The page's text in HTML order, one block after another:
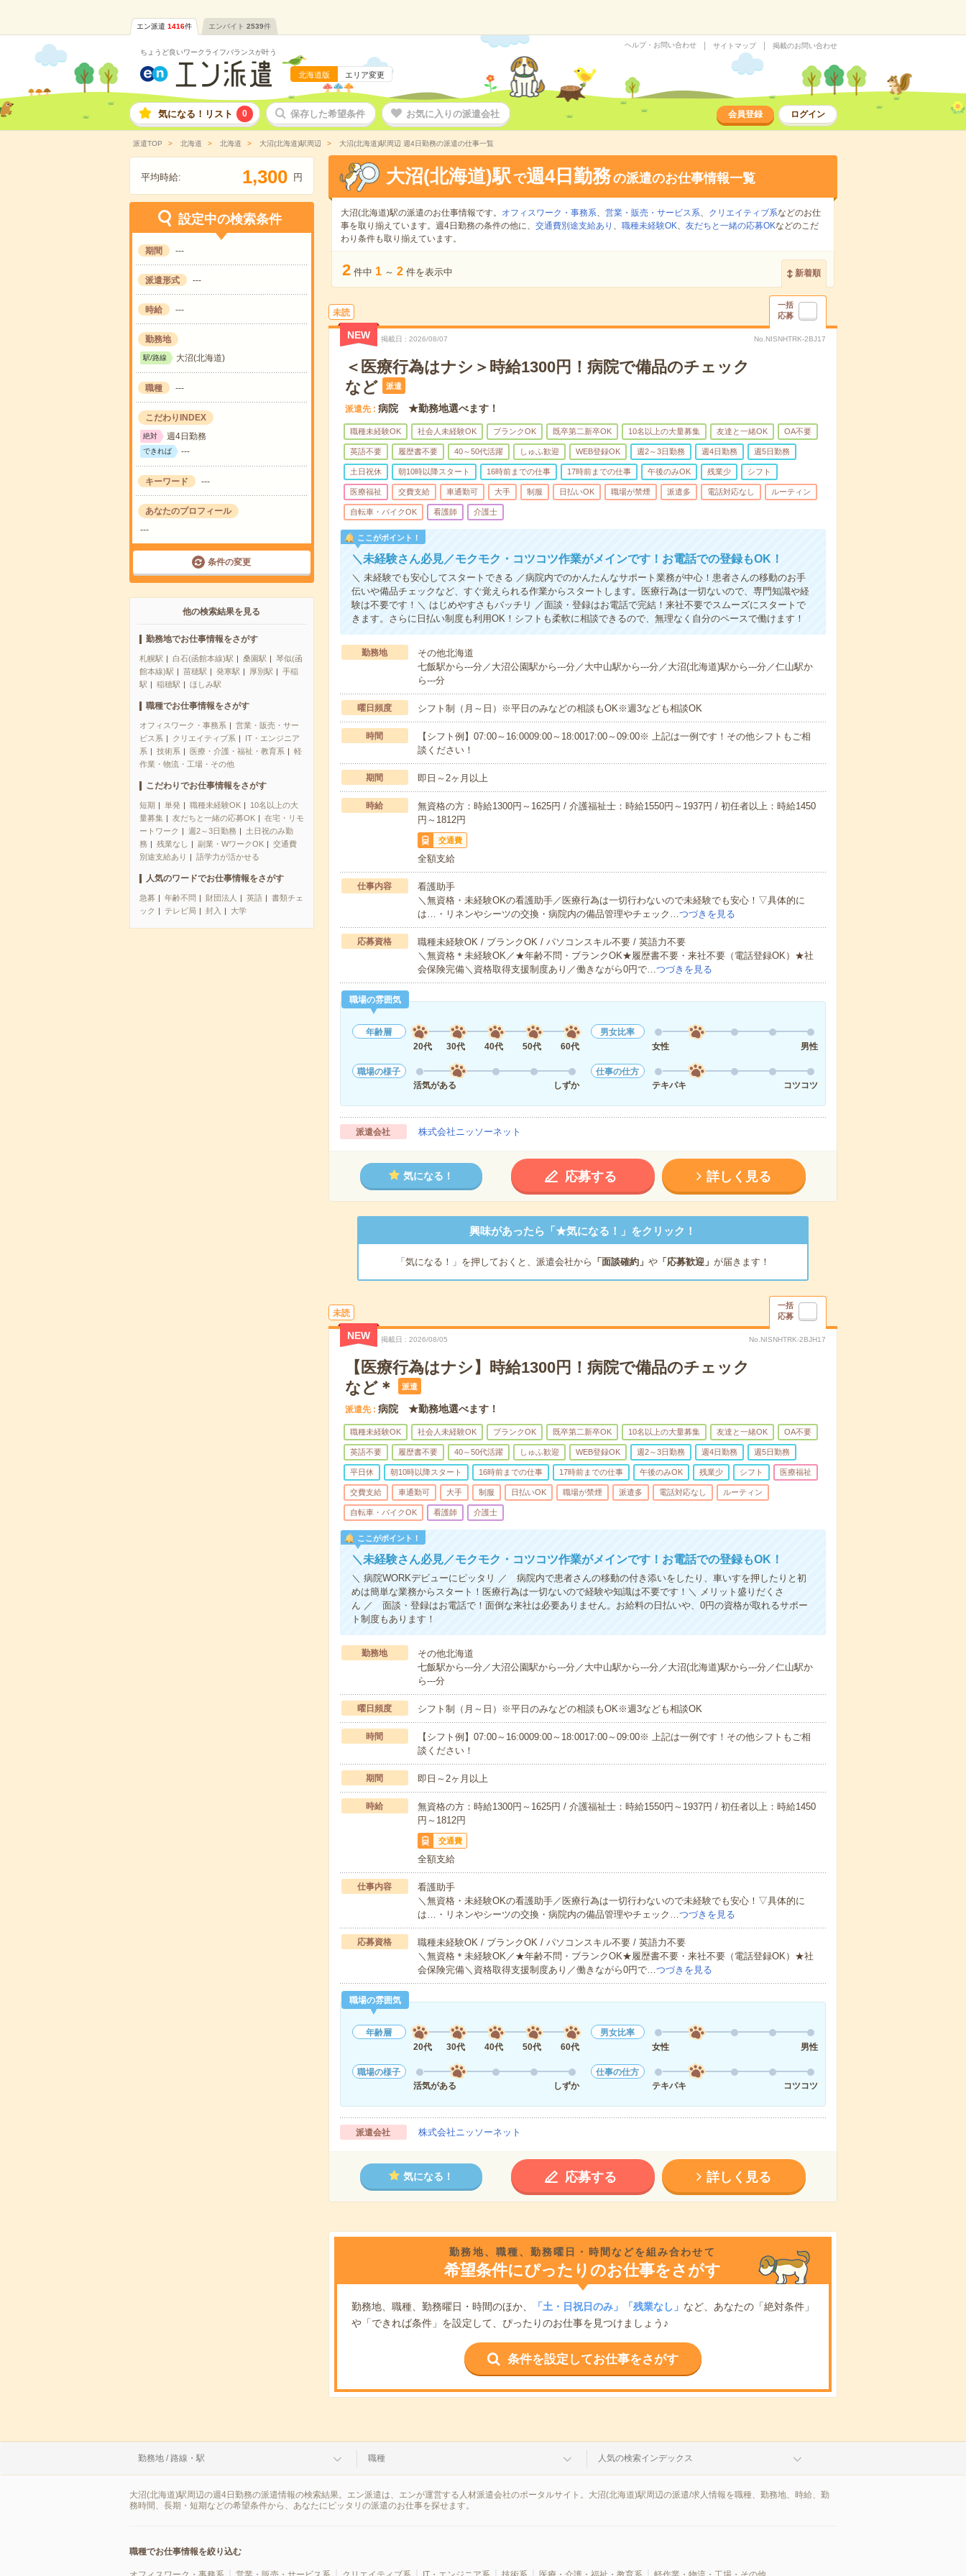
エン派遣 1416件 エンバイト 2539件
ちょうど良いワークライフバランスが叶う
北海道版 エリア変更
ヘルプ・お問い合わせ サイトマップ 掲載のお問い合わせ
気になる！リスト 0 保存した希望条件 お気に入りの派遣会社 会員登録 ログイン
派遣TOP 北海道 北海道 大沼(北海道)駅周辺 大沼(北海道)駅周辺 週4日勤務の派遣の仕事一覧
平均時給: 1,300 円
設定中の検索条件
期間 ---
派遣形式 ---
時給 ---
勤務地
駅/路線 大沼(北海道)
職種 ---
こだわりINDEX
絶対 週4日勤務
できれば ---
キーワード ---
あなたのプロフィール
---
条件の変更
他の検索結果を見る
勤務地でお仕事情報をさがす
札幌駅 白石(函館本線)駅 桑園駅
琴似(函
館本線)駅
苗穂駅 発寒駅 厚別駅
手稲
駅
稲穂駅 ほしみ駅
職種でお仕事情報をさがす
オフィスワーク・事務系
営業・販売・サー
ビス系
クリエイティブ系
IT・エンジニア
系
技術系 医療・介護・福祉・教育系
軽
作業・物流・工場・その他
こだわりでお仕事情報をさがす
短期 単発 職種未経験OK
10名以上の大
量募集
友だちと一緒の応募OK
在宅・リモ
ートワーク
週2～3日勤務
土日祝のみ勤
務
残業なし 副業・WワークOK
交通費
別途支給あり
語学力が活かせる
人気のワードでお仕事情報をさがす
急募 年齢不問 財団法人 英語
書類チェ
ック
テレビ局 封入 大学
大沼(北海道)駅 で週4日勤務の派遣のお仕事情報一覧
大沼(北海道)駅の派遣のお仕事情報です。 オフィスワーク・事務系、 営業・販売・サービス系、 クリエイティブ系などのお仕
事を取り揃えています。週4日勤務の条件の他に、 交通費別途支給あり 、 職種未経験OK、 友だちと一緒の応募OKなどのこだ
わり条件も取り揃えています。
2 件中 1 ～ 2 件を表示中 新着順
未読
一括
応募
NEW 掲載日 2026/08/07 No.NISNHTRK-2BJ17
＜医療行為はナシ＞時給1300円！病院で備品のチェック
など
派遣
派遣先 病院 ★勤務地選べます！
職種未経験OK 社会人未経験OK ブランクOK 既卒第二新卒OK 10名以上の大量募集 友達と一緒OK OA不要
英語不要 履歴書不要 40～50代活躍 しゅふ歓迎 WEB登録OK 週2～3日勤務 週4日勤務 週5日勤務
土日祝休 朝10時以降スタート 16時前までの仕事 17時前までの仕事 午後のみOK 残業少 シフト
医療福祉 交費支給 車通勤可 大手 制服 日払いOK 職場が禁煙 派遣多 電話対応なし ルーティン
自転車・バイクOK 看護師 介護士
ここがポイント！
＼未経験さん必見／モクモク・コツコツ作業がメインです！お電話での登録もOK！
＼ 未経験でも安心してスタートできる ／病院内でのかんたんなサポート業務が中心！患者さんの移動のお手
伝いや備品チェックなど、すぐ覚えられる作業からスタートします。医療行為は一切ないので、専門知識や経
験は不要です！＼ はじめやすさもバッチリ ／面談・登録はお電話で完結！来社不要でスムーズにスタートで
きます。さらに日払い制度も利用OK！シフトも柔軟に相談できるので、無理なく自分のペースで働けます！
勤務地
その他北海道
七飯駅から---分／大沼公園駅から---分／大中山駅から---分／大沼(北海道)駅から---分／仁山駅か
ら---分
曜日頻度 シフト制（月～日）※平日のみなどの相談もOK※週3なども相談OK
時間
【シフト例】07:00～16:0009:00～18:0017:00～09:00※ 上記は一例です！その他シフトもご相
談ください！
期間 即日～2ヶ月以上
時給
無資格の方：時給1300円～1625円 / 介護福祉士：時給1550円～1937円 / 初任者以上：時給1450
円～1812円
交通費
全額支給
仕事内容
看護助手
＼無資格・未経験OKの看護助手／医療行為は一切行わないので未経験でも安心！▽具体的に
は…・リネンやシーツの交換・病院内の備品管理やチェック…つづきを見る
応募資格
職種未経験OK / ブランクOK / パソコンスキル不要 / 英語力不要
＼無資格＊未経験OK／★年齢不問・ブランクOK★履歴書不要・来社不要（電話登録OK）★社
会保険完備＼資格取得支援制度あり／働きながら0円で…つづきを見る
職場の雰囲気
年齢層
20代
30代 40代 50代 60代
男女比率
女性
男性
職場の様子
活気がある
しずか
仕事の仕方
テキパキ
コツコツ
派遣会社 株式会社ニッソーネット
気になる！ 応募する 詳しく見る
興味があったら「★気になる！」をクリック！
「気になる！」を押しておくと、派遣会社から 「面談確約」 や「応募歓迎」 が届きます！
未読
一括
応募
NEW 掲載日 2026/08/05 No.NISNHTRK-2BJH17
【医療行為はナシ】時給1300円！病院で備品のチェック
など＊
派遣
派遣先 病院 ★勤務地選べます！
職種未経験OK 社会人未経験OK ブランクOK 既卒第二新卒OK 10名以上の大量募集 友達と一緒OK OA不要
英語不要 履歴書不要 40～50代活躍 しゅふ歓迎 WEB登録OK 週2～3日勤務 週4日勤務 週5日勤務
平日休 朝10時以降スタート 16時前までの仕事 17時前までの仕事 午後のみOK 残業少 シフト 医療福祉
交費支給 車通勤可 大手 制服 日払いOK 職場が禁煙 派遣多 電話対応なし ルーティン
自転車・バイクOK 看護師 介護士
ここがポイント！
＼未経験さん必見／モクモク・コツコツ作業がメインです！お電話での登録もOK！
＼ 病院WORKデビューにピッタリ ／ 病院内で患者さんの移動の付き添いをしたり、車いすを押したりと初
めは簡単な業務からスタート！医療行為は一切ないので経験や知識は不要です！＼ メリット盛りだくさ
ん ／ 面談・登録はお電話で！面倒な来社は必要ありません。お給料の日払いや、0円の資格が取れるサポー
ト制度もあります！
勤務地
その他北海道
七飯駅から---分／大沼公園駅から---分／大中山駅から---分／大沼(北海道)駅から---分／仁山駅か
ら---分
曜日頻度 シフト制（月～日）※平日のみなどの相談もOK※週3なども相談OK
時間
【シフト例】07:00～16:0009:00～18:0017:00～09:00※ 上記は一例です！その他シフトもご相
談ください！
期間 即日～2ヶ月以上
時給
無資格の方：時給1300円～1625円 / 介護福祉士：時給1550円～1937円 / 初任者以上：時給1450
円～1812円
交通費
全額支給
仕事内容
看護助手
＼無資格・未経験OKの看護助手／医療行為は一切行わないので未経験でも安心！▽具体的に
は…・リネンやシーツの交換・病院内の備品管理やチェック…つづきを見る
応募資格
職種未経験OK / ブランクOK / パソコンスキル不要 / 英語力不要
＼無資格＊未経験OK／★年齢不問・ブランクOK★履歴書不要・来社不要（電話登録OK）★社
会保険完備＼資格取得支援制度あり／働きながら0円で…つづきを見る
職場の雰囲気
年齢層
20代
30代 40代 50代 60代
男女比率
女性
男性
職場の様子
活気がある
しずか
仕事の仕方
テキパキ
コツコツ
派遣会社 株式会社ニッソーネット
気になる！ 応募する 詳しく見る
勤務地、職種、勤務曜日・時間などを組み合わせて
希望条件にぴったりのお仕事をさがす
勤務地、職種、勤務曜日・時間のほか、 「土・日祝日のみ」「残業なし」 など、あなたの「絶対条件」
や「できれば条件」を設定して、ぴったりのお仕事を見つけましょう♪
条件を設定してお仕事をさがす
勤務地 / 路線・駅 職種 人気の検索インデックス
大沼(北海道)駅周辺の週4日勤務の派遣情報の検索結果。エン派遣は、エンが運営する人材派遣会社のポータルサイト。大沼(北海道)駅周辺の派遣/求人情報を職種、勤務地、時給、勤
務時間、長期・短期などの希望条件から、あなたにピッタリの派遣のお仕事を探せます。
職種でお仕事情報を絞り込む